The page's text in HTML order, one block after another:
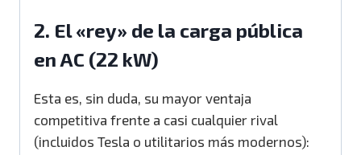
2. El «rey» de la carga pública
en AC (22 kW)
Esta es, sin duda, su mayor ventaja
competitiva frente a casi cualquier rival
(incluidos Tesla o utilitarios más modernos):